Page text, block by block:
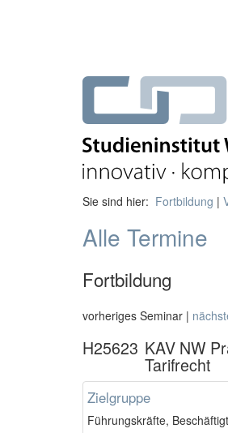
Sie sind hier: Fortbildung |
Alle Termine
Fortbildung
vorheriges Seminar |
H25623 KAV NW
Tarifrecht
Zielgruppe
Führungskräfte,